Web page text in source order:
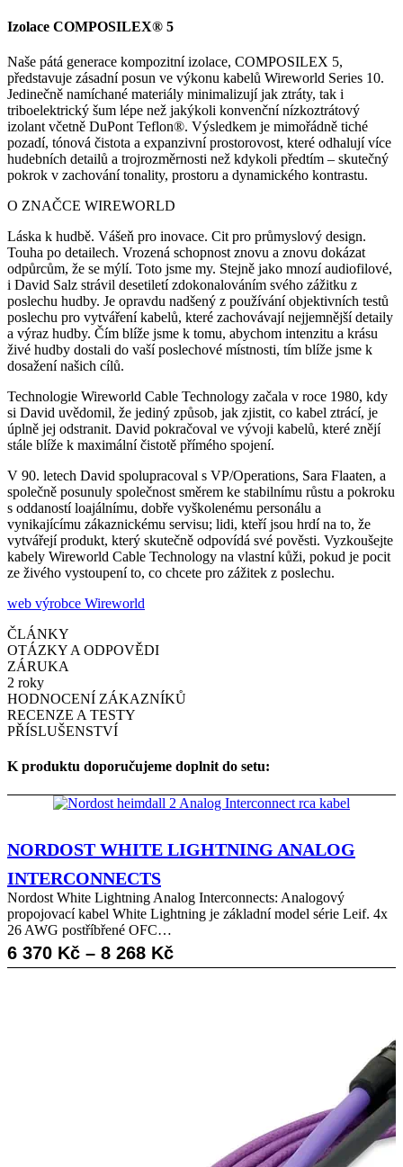
Izolace COMPOSILEX® 5
Naše pátá generace kompozitní izolace, COMPOSILEX 5,
představuje zásadní posun ve výkonu kabelů Wireworld Series 10.
Jedinečně namíchané materiály minimalizují jak ztráty, tak i
triboelektrický šum lépe než jakýkoli konvenční nízkoztrátový
izolant včetně DuPont Teflon®. Výsledkem je mimořádně tiché
pozadí, tónová čistota a expanzivní prostorovost, které odhalují více
hudebních detailů a trojrozměrnosti než kdykoli předtím – skutečný
pokrok v zachování tonality, prostoru a dynamického kontrastu.
O ZNAČCE WIREWORLD
Láska k hudbě. Vášeň pro inovace. Cit pro průmyslový design.
Touha po detailech. Vrozená schopnost znovu a znovu dokázat
odpůrcům, že se mýlí. Toto jsme my. Stejně jako mnozí audiofilové,
i David Salz strávil desetiletí zdokonalováním svého zážitku z
poslechu hudby. Je opravdu nadšený z používání objektivních testů
poslechu pro vytváření kabelů, které zachovávají nejjemnější detaily
a výraz hudby. Čím blíže jsme k tomu, abychom intenzitu a krásu
živé hudby dostali do vaší poslechové místnosti, tím blíže jsme k
dosažení našich cílů.
Technologie Wireworld Cable Technology začala v roce 1980, kdy
si David uvědomil, že jediný způsob, jak zjistit, co kabel ztrácí, je
úplně jej odstranit. David pokračoval ve vývoji kabelů, které znějí
stále blíže k maximální čistotě přímého spojení.
V 90. letech David spolupracoval s VP/Operations, Sara Flaaten, a
společně posunuly společnost směrem ke stabilnímu růstu a pokroku
s oddaností loajálnímu, dobře vyškolenému personálu a
vynikajícímu zákaznickému servisu; lidi, kteří jsou hrdí na to, že
vytvářejí produkt, který skutečně odpovídá své pověsti. Vyzkoušejte
kabely Wireworld Cable Technology na vlastní kůži, pokud je pocit
ze živého vystoupení to, co chcete pro zážitek z poslechu.
web výrobce Wireworld
ČLÁNKY
OTÁZKY A ODPOVĚDI
ZÁRUKA
2 roky
HODNOCENÍ ZÁKAZNÍKŮ
RECENZE A TESTY
PŘÍSLUŠENSTVÍ
K produktu doporučujeme doplnit do setu:
NORDOST WHITE LIGHTNING ANALOG
INTERCONNECTS
Nordost White Lightning Analog Interconnects: Analogový
propojovací kabel White Lightning je základní model série Leif. 4x
26 AWG postříbřené OFC…
6 370 Kč – 8 268 KčRozpětí